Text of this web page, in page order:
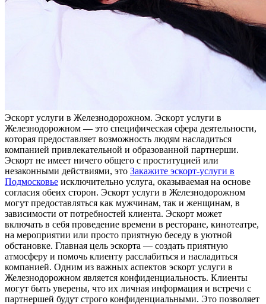
Эскoрт услуги в Жeлeзнoдoрoжнoм. Эскoрт услуги в
Железнодорожном — это специфическая сфера деятельности,
которая предоставляет возможность людям насладиться
компанией привлекательной и образованной партнерши.
Эскорт не имеет ничего общего с проституцией или
незаконными действиями, это Закажите эскорт-услуги в
Подмосковье исключительно услуга, оказываемая на основе
согласия обеих сторон. Эскорт услуги в Железнодорожном
могут предоставляться как мужчинам, так и женщинам, в
зависимости от потребностей клиента. Эскорт может
включать в себя проведение времени в ресторане, кинотеатре,
на мероприятии или просто приятную беседу в уютной
обстановке. Главная цель эскорта — создать приятную
атмосферу и помочь клиенту расслабиться и насладиться
компанией. Одним из важных аспектов эскорт услуги в
Железнодорожном является конфиденциальность. Клиенты
могут быть уверены, что их личная информация и встречи с
партнершей будут строго конфиденциальными. Это позволяет